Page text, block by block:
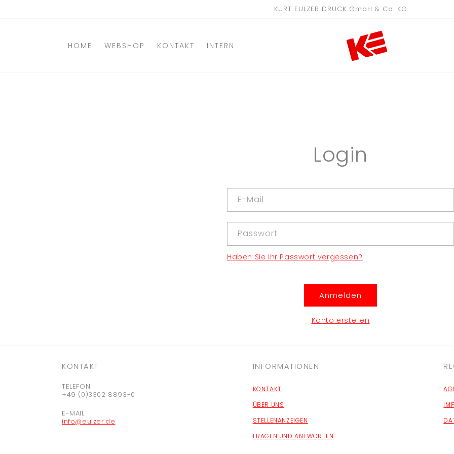
KURT EULZER DRUCK GmbH & Co. KG
HOME WEBSHOP KONTAKT INTERN
Login
E-Mail
Passwort
Haben Sie Ihr Passwort vergessen?
Anmelden
Konto erstellen
KONTAKT
TELEFON
+49 (0)3302 8893-0
E-MAIL
info@eulzer.de
INFORMATIONEN
KONTAKT
ÜBER UNS
STELLENANZEIGEN
FRAGEN UND ANTWORTEN